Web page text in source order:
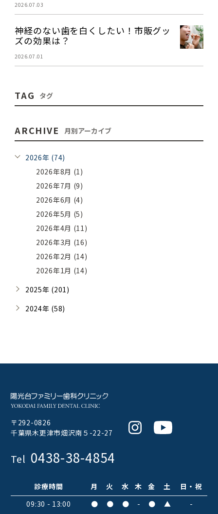
2026.07.03
神経のない歯を白くしたい！市販グッ
ズの効果は？
2026.07.01
TAG タグ
ARCHIVE 月別アーカイブ
2026年 (74)
2026年8月 (1)
2026年7月 (9)
2026年6月 (4)
2026年5月 (5)
2026年4月 (11)
2026年3月 (16)
2026年2月 (14)
2026年1月 (14)
2025年 (201)
2024年 (58)
〒292-0826
千葉県木更津市畑沢南５-22-27
InstagramYoutube
Tel 0438-38-4854
診療時間 月 火 水 木 金 土
日・祝
09:30 - 13:00
● ● ● - ● ▲
-